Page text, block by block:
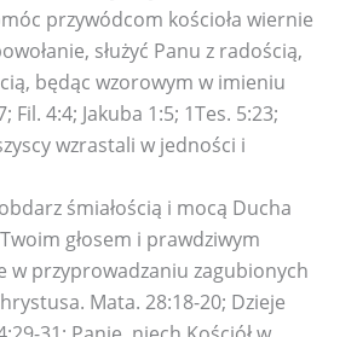
przywódcom kościoła wiernie
służyć Panu z radością,
będąc wzorowym w imieniu
Fil. 4:4; Jakuba 1:5; 1Tes. 5:23;
wzrastali w jedności i
śmiałością i mocą Ducha
głosem i prawdziwym
w przyprowadzaniu zagubionych
Mata. 28:18-20; Dzieje